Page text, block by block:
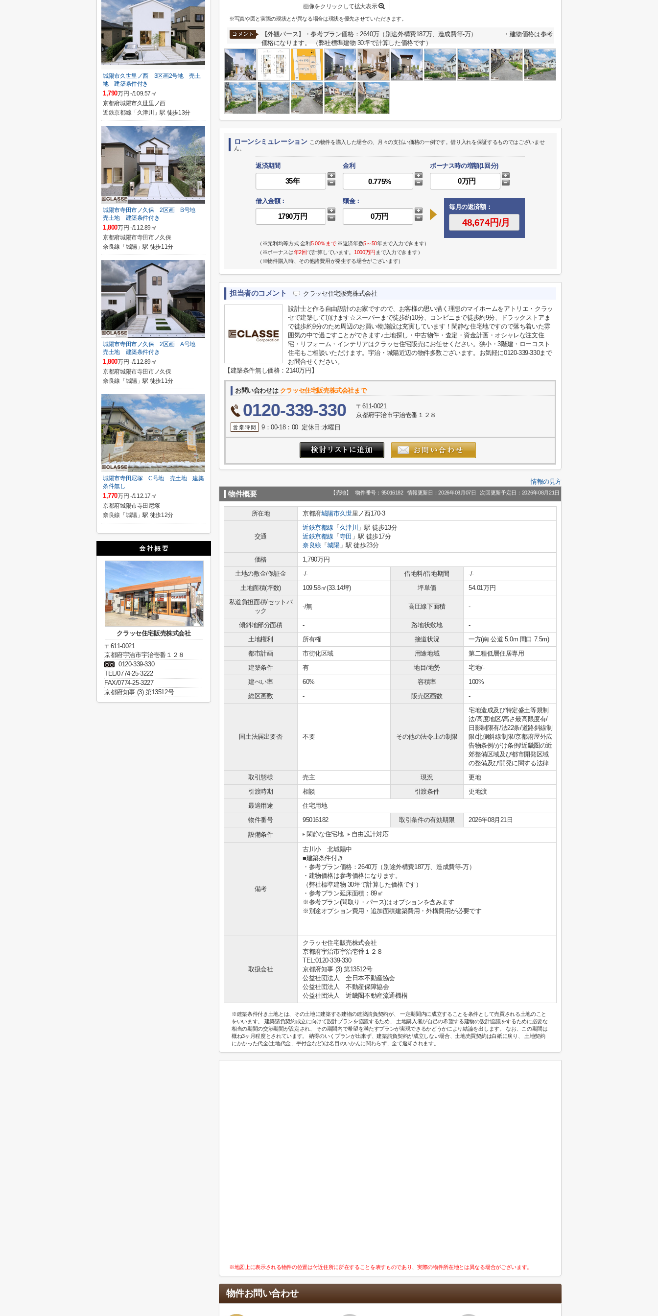
画像をクリックして拡大表示
※写真や図と実際の現状とが異なる場合は現状を優先させていただきます。
【外観パース】・参考プラン価格：2640万（別途外構費187万、造成費等-万） ・建物価格は参考
価格になります。 （弊社標準建物 30坪で計算した価格です）
ローンシミュレーション この物件を購入した場合の、月々の支払い価格の一例です。借り入れを保証するものではございませ
ん。
返済期間 金利 ボーナス時の増額(1回分)
借入金額：
頭金：
毎月の返済額：
（※元利均等方式 金利5.00％まで※返済年数5～50年まで入力できます）
（※ボーナスは年2回で計算しています。 1000万円 まで入力できます）
（※物件購入時、その他諸費用が発生する場合がございます）
担当者のコメント クラッセ住宅販売株式会社
設計士と作る自由設計のお家ですので、お客様の思い描く理想のマイホームをアトリエ・クラッ
セで建築して頂けます☆スーパーまで徒歩約10分、コンビニまで徒歩約9分、ドラックストアま
で徒歩約9分のため周辺のお買い物施設は充実しています！閑静な住宅地ですので落ち着いた雰
囲気の中で過ごすことができます♪土地探し・中古物件・査定・資金計画・オシャレな注文住
宅・リフォーム・インテリアはクラッセ住宅販売にお任せください。狭小・3階建・ローコスト
住宅もご相談いただけます。宇治・城陽近辺の物件多数ございます。お気軽に0120-339-330まで
お問合せください。
【建築条件無し価格：2140万円】
お問い合わせは クラッセ住宅販売株式会社まで
0120-339-330
〒611-0021
京都府宇治市宇治壱番１２８
9：00-18：00 定休日:水曜日
情報の見方
物件概要 【売地】 物件番号：95016182 情報更新日：2026年08月07日 次回更新予定日：2026年08月21日
所在地 京都府城陽市久世里ノ西170-3
交通
近鉄京都線 「 久津川 」駅 徒歩13分
近鉄京都線 「 寺田 」駅 徒歩17分
奈良線 「城陽」駅 徒歩23分
価格
1,790万円
土地の敷金/保証金
-/- 借地料/借地期間
-/-
土地面積(坪数)
109.58㎡(33.14坪) 坪単価
54.01万円
私道負担面積/セットバ
ック
-/無 高圧線下面積 -
傾斜地部分面積 - 路地状敷地
-
土地権利
所有権 接道状況
一方(南 公道 5.0m 間口 7.5m)
都市計画
市街化区域 用途地域
第二種低層住居専用
建築条件
有 地目/地勢
宅地/-
建ぺい率
60% 容積率
100%
総区画数
- 販売区画数 -
国土法届出要否 不要 その他の法令上の制限
宅地造成及び特定盛土等規制
法/高度地区/高さ最高限度有/
日影制限有/法22条/道路斜線制
限/北側斜線制限/京都府屋外広
告物条例/がけ条例/近畿圏の近
郊整備区域及び都市開発区域
の整備及び開発に関する法律
取引態様
売主 現況
更地
引渡時期
相談 引渡条件
更地渡
最適用途
住宅用地
物件番号
95016182 取引条件の有効期限
2026年08月21日
設備条件
閑静な住宅地 自由設計対応
備考
古川小 北城陽中
■建築条件付き
・参考プラン価格：2640万（別途外構費187万、造成費等-万）
・建物価格は参考価格になります。
（弊社標準建物 30坪で計算した価格です）
・参考プラン延床面積：89㎡
※参考プラン(間取り・パース)はオプションを含みます
※別途オプション費用・追加面積建築費用・外構費用が必要です
取扱会社
クラッセ住宅販売株式会社
京都府宇治市宇治壱番１２８
TEL:0120-339-330
京都府知事 (3) 第13512号
公益社団法人 全日本不動産協会
公益社団法人 不動産保障協会
公益社団法人 近畿圏不動産流通機構
※建築条件付き土地とは、その土地に建築する建物の建築請負契約が、 一定期間内に成立することを条件として売買される土地のこと
をいいます。 建築請負契約成立に向けて設計プランを協議するため、 土地購入者が自己の希望する建物の設計協議をするために必要な
相当の期間の交渉期間が設定され、 その期間内で希望を満たすプランが実現できるかどうかにより結論を出します。 なお、この期間は
概ね3ヶ月程度とされています。 納得のいくプランが出来ず、建築請負契約が成立しない場合、土地売買契約は白紙に戻り、 土地契約
にかかった代金(土地代金、手付金など)は名目のいかんに関わらず、全て返却されます。
※地図上に表示される物件の位置は付近住所に所在することを表すものであり、実際の物件所在地とは異なる場合がございます。
物件お問い合わせ
城陽市久世里ノ西 3区画2号地 売土
地 建築条件付き
1,790万円 -/109.57㎡
京都府城陽市久世里ノ西
近鉄京都線「久津川」駅 徒歩13分
城陽市寺田市ノ久保 2区画 B号地
売土地 建築条件付き
1,800万円 -/112.89㎡
京都府城陽市寺田市ノ久保
奈良線「城陽」駅 徒歩11分
城陽市寺田市ノ久保 2区画 A号地
売土地 建築条件付き
1,800万円 -/112.89㎡
京都府城陽市寺田市ノ久保
奈良線「城陽」駅 徒歩11分
城陽市寺田尼塚 C号地 売土地 建築
条件無し
1,770万円 -/112.17㎡
京都府城陽市寺田尼塚
奈良線「城陽」駅 徒歩12分
クラッセ住宅販売株式会社
〒611-0021
京都府宇治市宇治壱番１２８
0120-339-330
TEL/0774-25-3222
FAX/0774-25-3227
京都府知事 (3) 第13512号